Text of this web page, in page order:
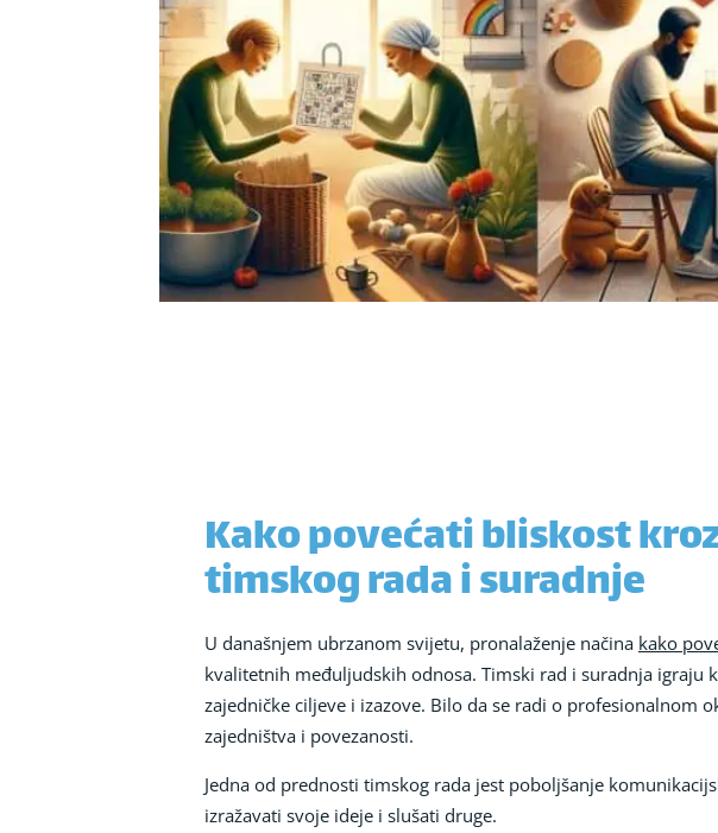
Kako povećati bliskost
timskog rada i suradnje
U današnjem ubrzanom svijetu, pronalaženje načina kako
kvalitetnih međuljudskih odnosa. Timski rad i suradnja igraju
zajedničke ciljeve i izazove. Bilo da se radi o profesionalnom
zajedništva i povezanosti.
Jedna od prednosti timskog rada jest poboljšanje
izražavati svoje ideje i slušati druge.